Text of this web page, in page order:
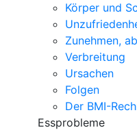
Körper und
Zunehmen,
Verbreitung
Ursachen
Folgen
Der BMI-
Essprobleme